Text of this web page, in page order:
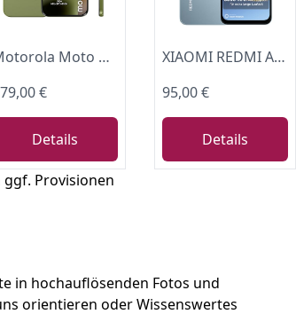
Motorola Moto g67 5G Smartphone 50-MP-Kamera 4-256 GB Nile
€
Details
XIAOMI REDMI A7 Pro Smartphone 4+ 64GB, 6000mAh, 13MP Kamera, Mist Blue
95,00 €
Details
ggf. Provisionen
in hochauflösenden Fotos und
orientieren oder Wissenswertes